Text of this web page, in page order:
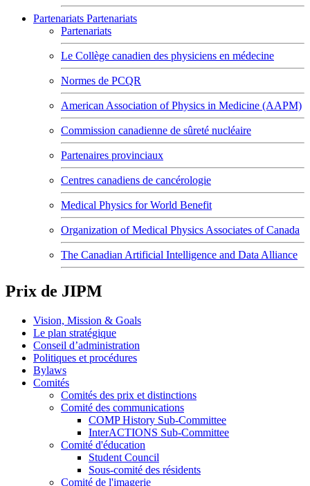
Partenariats Partenariats
Partenariats
Le Collège canadien des physiciens en médecine
Normes de PCQR
American Association of Physics in Medicine (AAPM)
Commission canadienne de sûreté nucléaire
Partenaires provinciaux
Centres canadiens de cancérologie
Medical Physics for World Benefit
Organization of Medical Physics Associates of Canada
The Canadian Artificial Intelligence and Data Alliance
Prix de JIPM
Vision, Mission & Goals
Le plan stratégique
Conseil d’administration
Politiques et procédures
Bylaws
Comités
Comités des prix et distinctions
Comité des communications
COMP History Sub-Committee
InterACTIONS Sub-Committee
Comité d'éducation
Student Council
Sous-comité des résidents
Comité de l'imagerie